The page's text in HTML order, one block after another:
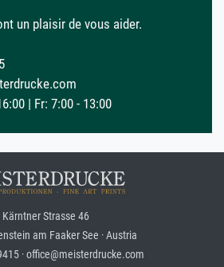
un plaisir de vous aider.
| Fr: 7:00 - 13:00
Kärntner Strasse 46
am Faaker See · Austria
· office@meisterdrucke.com